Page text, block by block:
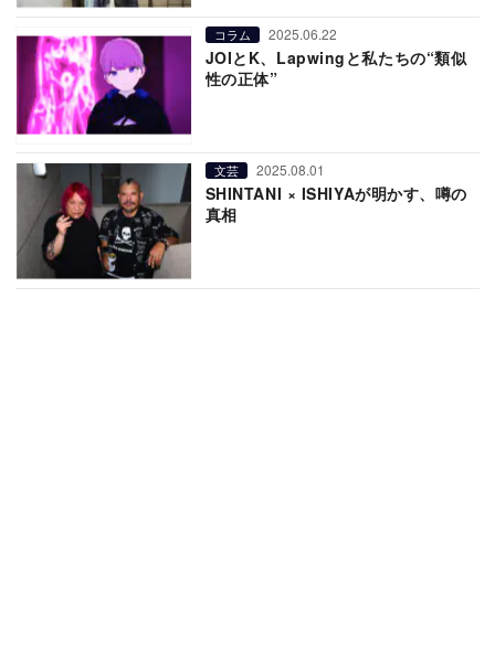
コラム 2025.06.22
JOIとK、Lapwingと私たちの“類似
性の正体”
文芸 2025.08.01
SHINTANI × ISHIYAが明かす、噂の
真相